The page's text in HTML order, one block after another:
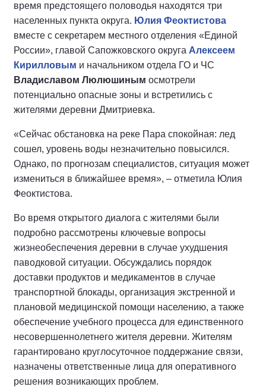
время предстоящего половодья находятся три
населенных пункта округа. Юлия Феоктистова
вместе с секретарем местного отделения «Единой
России», главой Сапожковского округа Алексеем
Кирилловым и начальником отдела ГО и ЧС
Владиславом Люлюшиным осмотрели
потенциально опасные зоны и встретились с
жителями деревни Дмитриевка.
«Сейчас обстановка на реке Пара спокойная: лед
сошел, уровень воды незначительно повысился.
Однако, по прогнозам специалистов, ситуация может
измениться в ближайшее время», – отметила Юлия
Феоктистова.
Во время открытого диалога с жителями были
подробно рассмотрены ключевые вопросы
жизнеобеспечения деревни в случае ухудшения
паводковой ситуации. Обсуждались порядок
доставки продуктов и медикаментов в случае
транспортной блокады, организация экстренной и
плановой медицинской помощи населению, а также
обеспечение учебного процесса для единственного
несовершеннолетнего жителя деревни. Жителям
гарантировано круглосуточное поддержание связи,
назначены ответственные лица для оперативного
решения возникающих проблем.